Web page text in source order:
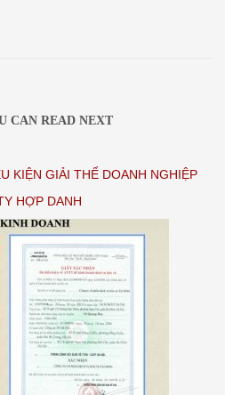
CAN READ NEXT
KIỆN GIẢI THỂ DOANH NGHIỆP
HỢP DANH